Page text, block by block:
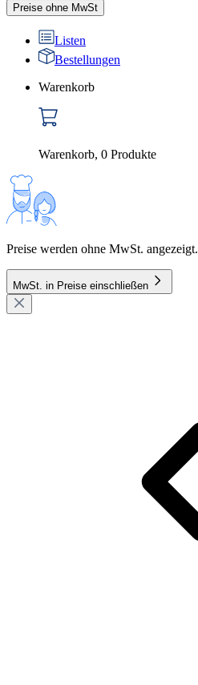
Preise ohne MwSt
Listen
Bestellungen
Warenkorb
Warenkorb, 0 Produkte
Preise werden ohne MwSt. angezeigt.
MwSt. in Preise einschließen